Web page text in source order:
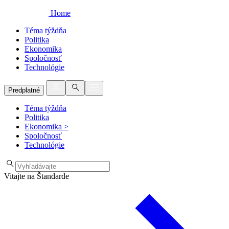
Home
Téma týždňa
Politika
Ekonomika
Spoločnosť
Technológie
Predplatné
Téma týždňa
Politika
Ekonomika >
Spoločnosť
Technológie
Vitajte na Štandarde